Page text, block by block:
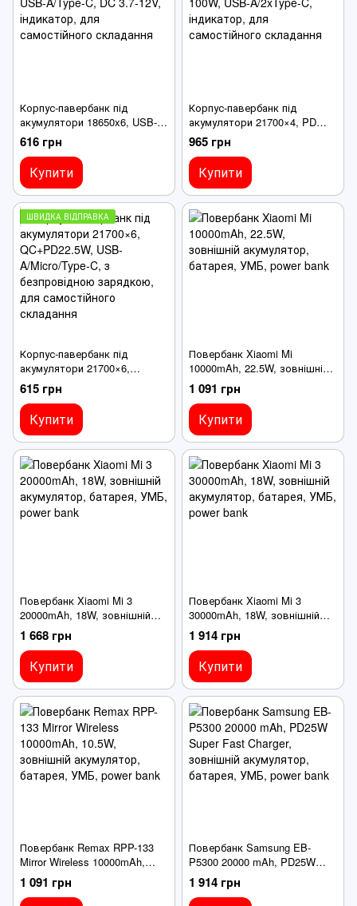
Корпус-павербанк під
акумулятори 18650x6, USB-
A/Type-C, DC 3.7-12V,
індикатор, для самостійного
складання
616 грн
Купити
Корпус-павербанк під
акумулятори 21700×4, PD
100W, USB-A/2xType-C,
індикатор, для самостійного
складання
965 грн
Купити
ШВИДКА ВІДПРАВКА
Корпус-павербанк під
акумулятори 21700×6,
QC+PD22.5W, USB-
A/Micro/Type-C, з
безпровідною зарядкою,
для самостійного складання
615 грн
Купити
Повербанк Xiaomi Mi
10000mAh, 22.5W, зовнішній
акумулятор, батарея, УМБ,
power bank
1 091 грн
Купити
Повербанк Xiaomi Mi 3
20000mAh, 18W, зовнішній
акумулятор, батарея, УМБ,
power bank
1 668 грн
Купити
Повербанк Xiaomi Mi 3
30000mAh, 18W, зовнішній
акумулятор, батарея, УМБ,
power bank
1 914 грн
Купити
Повербанк Remax RPP-133
Mirror Wireless 10000mAh,
10.5W, зовнішній акумулятор,
батарея, УМБ, power bank
1 091 грн
Повербанк Samsung EB-
P5300 20000 mAh, PD25W
Super Fast Charger, зовнішній
акумулятор, батарея, УМБ,
1 914 грн